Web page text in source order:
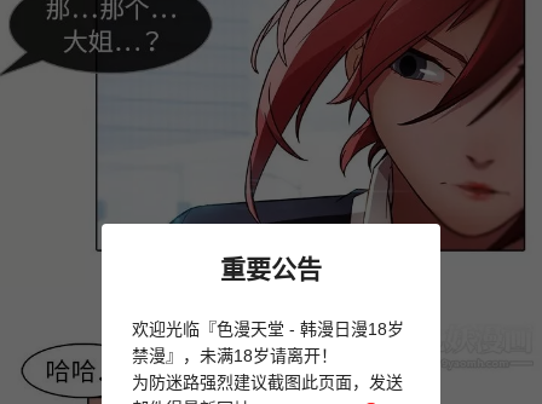
重要公告
欢迎光临『色漫天堂 - 韩漫日漫18岁
禁漫』，未满18岁请离开！
为防迷路强烈建议截图此页面，发送